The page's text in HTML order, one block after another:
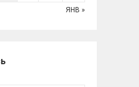
ЯНВ »